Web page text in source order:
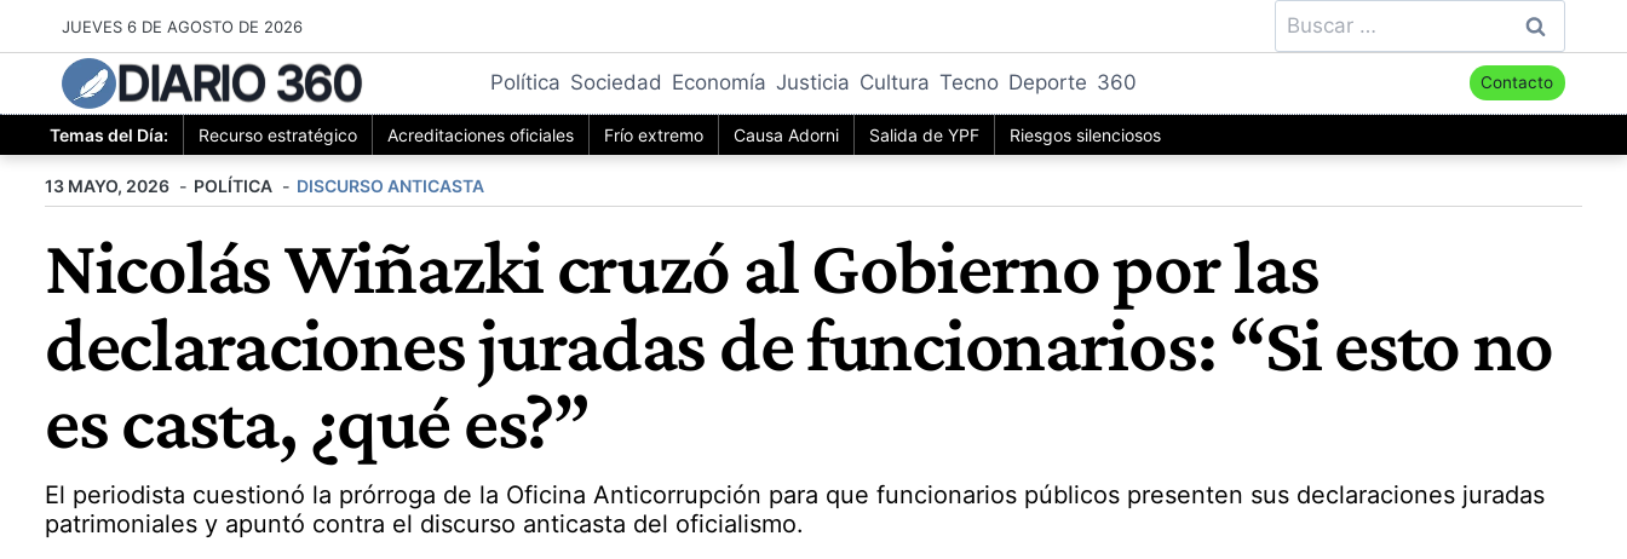
al
contenido
JUEVES 6 DE AGOSTO DE 2026 Buscar:
DIARIO 360 Política Sociedad Economía Justicia Cultura Tecno Deporte 360 Contacto
Temas del Día: Recurso estratégico Acreditaciones oficiales Frío extremo Causa Adorni Salida de YPF Riesgos silenciosos
13 MAYO, 2026 POLÍTICA DISCURSO ANTICASTA
Nicolás Wiñazki cruzó al Gobierno por las
declaraciones juradas de funcionarios: “Si esto no
es casta, ¿qué es?”
El periodista cuestionó la prórroga de la Oficina Anticorrupción para que funcionarios públicos presenten sus declaraciones juradas
patrimoniales y apuntó contra el discurso anticasta del oficialismo.